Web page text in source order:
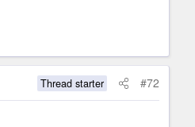
Thread starter #72